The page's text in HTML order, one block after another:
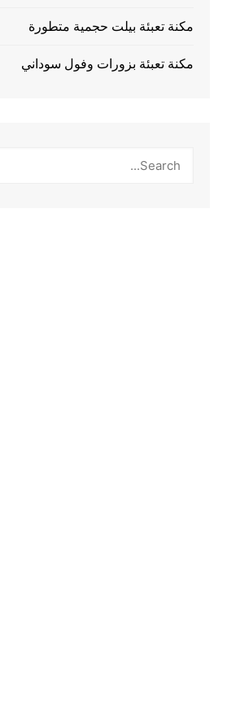
مكنة تعبئة بيلت حجمية متطورة
مكنة تعبئة بزورات وفول سوداني